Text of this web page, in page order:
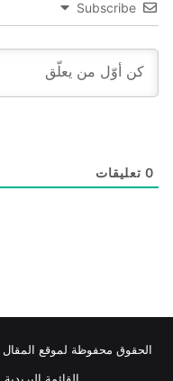
Subscribe
0 تعليقات
الحقوق محفوظة لموقع المقال